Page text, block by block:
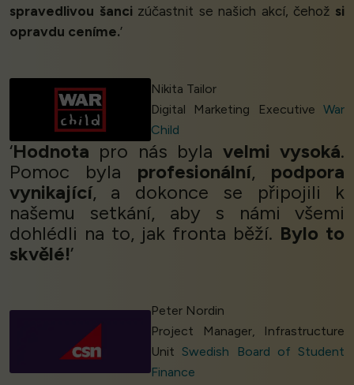
spravedlivou šanci zúčastnit se našich akcí, čehož si
opravdu ceníme.’
Nikita Tailor
Digital Marketing Executive War
Child
‘Hodnota pro nás byla velmi vysoká.
Pomoc byla profesionální, podpora
vynikající, a dokonce se připojili k
našemu setkání, aby s námi všemi
dohlédli na to, jak fronta běží. Bylo to
skvělé!’
Peter Nordin
Project Manager, Infrastructure
Unit Swedish Board of Student
Finance